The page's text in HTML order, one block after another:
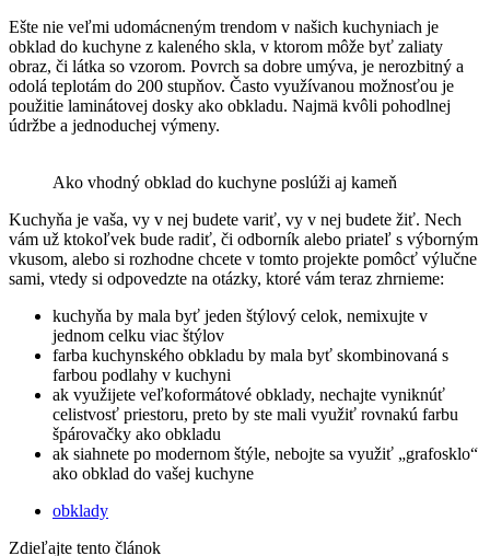
Ešte nie veľmi udomácneným trendom v našich kuchyniach je
obklad do kuchyne z kaleného skla, v ktorom môže byť zaliaty
obraz, či látka so vzorom. Povrch sa dobre umýva, je nerozbitný a
odolá teplotám do 200 stupňov. Často využívanou možnosťou je
použitie laminátovej dosky ako obkladu. Najmä kvôli pohodlnej
údržbe a jednoduchej výmeny.
Ako vhodný obklad do kuchyne poslúži aj kameň
Kuchyňa je vaša, vy v nej budete variť, vy v nej budete žiť. Nech
vám už ktokoľvek bude radiť, či odborník alebo priateľ s výborným
vkusom, alebo si rozhodne chcete v tomto projekte pomôcť výlučne
sami, vtedy si odpovedzte na otázky, ktoré vám teraz zhrnieme:
kuchyňa by mala byť jeden štýlový celok, nemixujte v
jednom celku viac štýlov
farba kuchynského obkladu by mala byť skombinovaná s
farbou podlahy v kuchyni
ak využijete veľkoformátové obklady, nechajte vyniknúť
celistvosť priestoru, preto by ste mali využiť rovnakú farbu
špárovačky ako obkladu
ak siahnete po modernom štýle, nebojte sa využiť „grafosklo“
ako obklad do vašej kuchyne
obklady
Zdieľajte tento článok